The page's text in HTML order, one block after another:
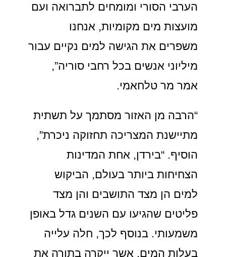
הערבי הסורי ומומחים לתברואה ועם
מועצות מים מקומיות, אנחנו
משפרים את הגישה למים נקיים עבור
מיליוני אנשים בכל רחבי סוריה”,
אמר מר טלחאמי.
“הרבה מן האזור מסתמך על תשתית
מתיישנת המצריכה תחזוקה ניכרת”,
הוסיף. “בירדן, אחת המדינות
הצחיחות ביותר בעולם, הביקוש
למים הן מצד התושבים והן מצד
פליטים שהגיעו עם השנים גדל באופן
משמעותי. בנוסף לכך, חלה עלייה
בעלות המים, אשר ייקרה בתורה את